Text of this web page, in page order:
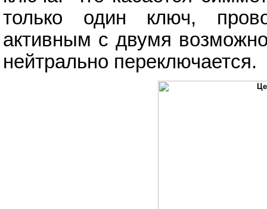
только один ключ,
активным с двумя
нейтрально переключается.